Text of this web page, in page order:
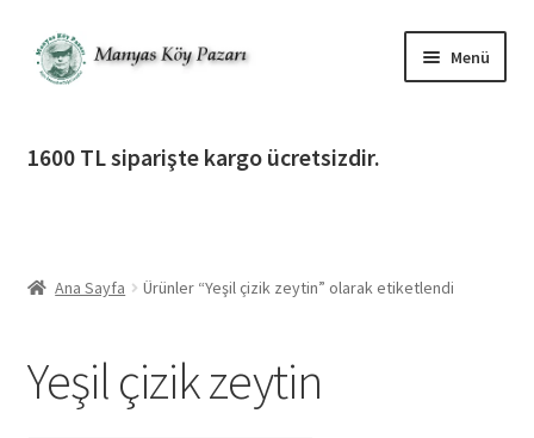
Dolaşıma
geç
İçeriğe
geç
Menü
İletişim
1600 TL siparişte kargo ücretsizdir.
Ana Sayfa Ürünler “Yeşil çizik zeytin” olarak etiketlendi
Yeşil çizik zeytin